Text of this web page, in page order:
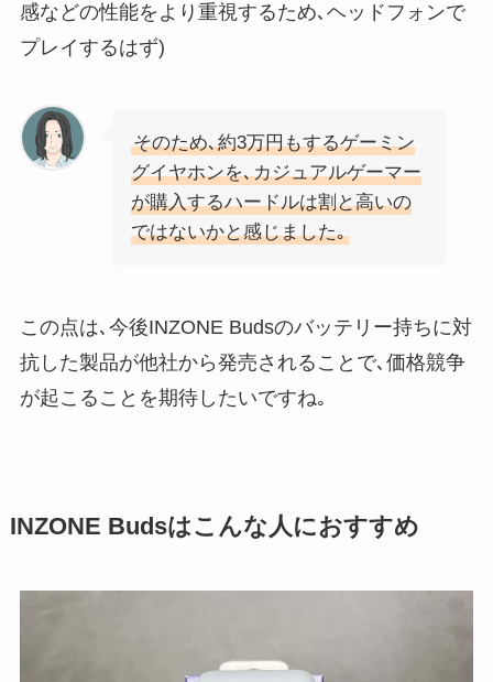
感などの性能をより重視するため､ヘッドフォンで
プレイするはず)
そのため､約3万円もするゲーミン
グイヤホンを､カジュアルゲーマー
が購入するハードルは割と高いの
ではないかと感じました｡
この点は､今後INZONE Budsのバッテリー持ちに対
抗した製品が他社から発売されることで､価格競争
が起こることを期待したいですね｡
INZONE Budsはこんな人におすすめ